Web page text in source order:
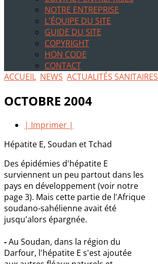
NOTRE ENTREPRISE
L'ÉQUIPE DU SITE
GUIDE DU SITE
COPYRIGHT
HON CODE
CONTACT
ACCUEIL NEWS ACTUALITÉS SANITAIRES
OCTOBRE 2004
| Imprimer |
Hépatite E, Soudan et Tchad
Des épidémies d'hépatite E
surviennent un peu partout dans les
pays en développement (voir notre
page 3). Mais cette partie de l'Afrique
soudano-sahélienne avait été
jusqu'alors épargnée.
-Au Soudan, dans la région du
Darfour, l'hépatite E s'est ajoutée